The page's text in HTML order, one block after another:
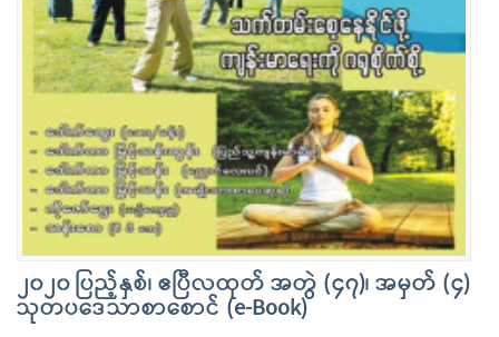
၂၀၂၀ ပြည့်နှစ်၊ ဧပြီလထုတ် အတွဲ (၄၇)၊ အမှတ် (၄)
သုတပဒေသာစာစောင် (e-Book)